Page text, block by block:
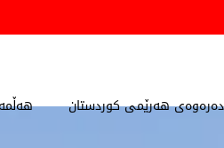
دەرەوەی هەرێمی کوردستان